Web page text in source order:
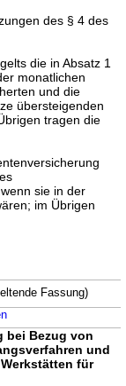
des § 4 des
die in Absatz 1
monatlichen
und die
übersteigenden
tragen die
sie in der
im Übrigen
Fassung)
bei Bezug von
und
für